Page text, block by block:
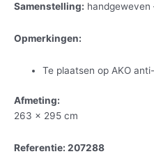
Samenstelling: handgeweven
Opmerkingen:
Te plaatsen op AKO
Afmeting:
263 x 295 cm
Referentie: 207288